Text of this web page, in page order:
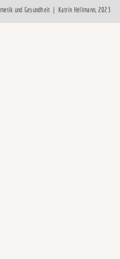
und Gesundheit | Katrin Hellmann, 2023